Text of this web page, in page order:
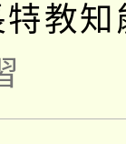
教知